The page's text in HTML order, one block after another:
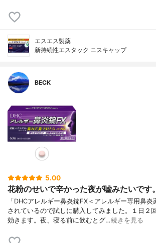
エスエス製薬
新持続性エスタック ニスキャップ
BECK
5.00
花粉のせいで辛かった夜が嘘みたいです。
「DHCアレルギー鼻炎錠FX＜アレルギー専用鼻炎
されているので試しに購入してみました。１日２
効きます。夜、寝る前に飲むとグ…続きを見る